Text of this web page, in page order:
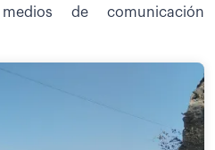
de comunicación